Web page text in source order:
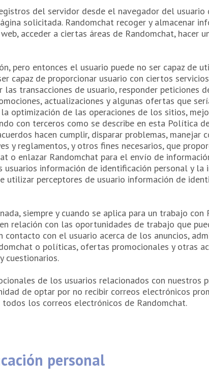
del servidor desde el navegador del
solicitada. Randomchat recoger y almacenar
acceder a ciertas áreas de Randomchat, hacer
pero entonces el usuario puede no ser capaz de
capaz de proporcionar usuario con ciertos
transacciones de usuario, responder peticiones
actualizaciones y algunas ofertas que
optimización de las operaciones de los sitios,
con terceros como se describe en esta Política
hacen cumplir, disparar problemas, manejar
y reglamentos, y otros fines necesarios, que
o enlazar Randomchat para el envío de
usuarios información de identificación personal y
utilizar perceptores de usuario información de
siempre y cuando se aplica para un trabajo
relación con las oportunidades de trabajo que
con el usuario acerca de los anuncios,
o políticas, ofertas promocionales y otras
cuestionarios.
de los usuarios relacionados con nuestros
de optar por no recibir correos electrónicos
los correos electrónicos de Randomchat.
personal